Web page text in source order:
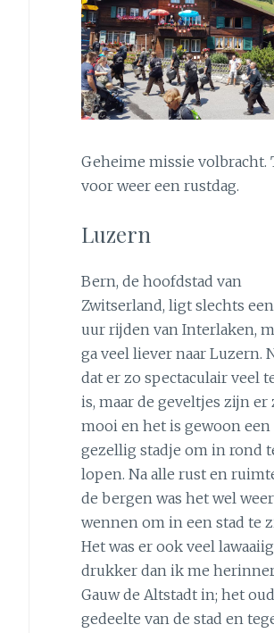
Geheime missie volbracht.
voor weer een rustdag.
Luzern
Bern, de hoofdstad van
Zwitserland, ligt slechts
uur rijden van Interlaken,
ga veel liever naar Luzern.
dat er zo spectaculair veel
is, maar de geveltjes zijn er
mooi en het is gewoon een
gezellig stadje om in rond
lopen. Na alle rust en
de bergen was het wel
wennen om in een stad te
Het was er ook veel
drukker dan ik me
Gauw de Altstadt in; het
gedeelte van de stad en